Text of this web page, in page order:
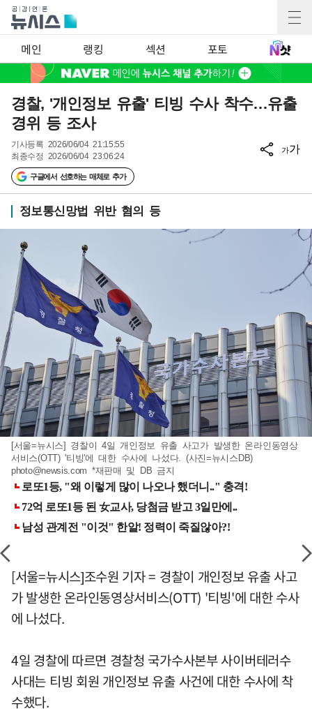
메인 랭킹 섹션 포토
경찰, '개인정보 유출' 티빙 수사 착수…유출
경위 등 조사
기사등록 2026/06/04 21:15:55
최종수정 2026/06/04 23:06:24
구글에서 선호하는 매체로 추가
가가
정보통신망법 위반 혐의 등
[서울=뉴시스] 경찰이 4일 개인정보 유출 사고가 발생한 온라인동영상
서비스(OTT) '티빙'에 대한 수사에 나섰다. (사진=뉴시스DB)
photo@newsis.com *재판매 및 DB 금지
[서울=뉴시스]조수원 기자 = 경찰이 개인정보 유출 사고
가 발생한 온라인동영상서비스(OTT) '티빙'에 대한 수사
에 나섰다.
4일 경찰에 따르면 경찰청 국가수사본부 사이버테러수
사대는 티빙 회원 개인정보 유출 사건에 대한 수사에 착
수했다.